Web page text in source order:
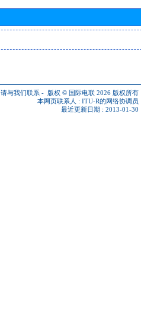
请与我们联系 - 版权 © 国际电联 2026 版权所有
本网页联系人 : ITU-R的网络协调员
最近更新日期 : 2013-01-30